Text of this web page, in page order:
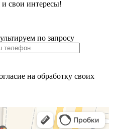
и свои интересы!
по запросу
на обработку своих